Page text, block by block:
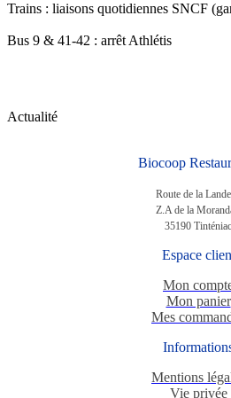
Trains : liaisons quotidiennes SNCF
Bus 9 & 41-42 : arrêt Athlétis
Actualité
Biocoop
Route de la
Z.A de la
35190 Tinténiac
Espace
Mon
Mon panier
Mes
Mentions
Vie privée